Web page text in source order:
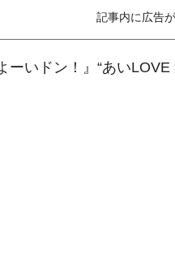
記事内に広告
ーいドン！』“あいLOVE